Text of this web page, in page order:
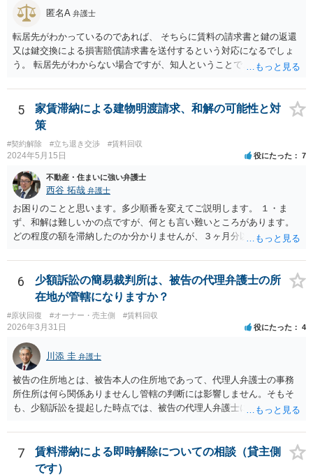
意の上で行う」という特約があるとのことですが、最高裁判例（S56.
4.20）では、このような特約があっても協議を経ない増額請求も有効
とされているため（本当に賃料が不相当であれば特約に拘束されるの
は不合理だからという考え方です。「契約条件にかかわらず」とはそ
ういう意味です。）、契約違反だから増額には応じないという理論で
いう理論になると思います。 そして、法律上、増額協議が整わない場
合、増額を正当とする判決が確定するまでは相当な賃料（※現在の賃
料）を支払えば足りる、とされています。 もし、貸主が「現在の賃料
なら受け取らない」などと言った場合は、最寄りの法務局に現在の賃
料を供託してください。賃料を支払わないと契約が解除される可能性
がありますので、注意が必要です。
匿名A 弁護士
転居先がわかっているのであれば、 そちらに賃料の請求書と鍵の返還
又は鍵交換による損害賠償請求書を送付するという対応になるでしょ
う。 転居先がわからない場合ですが、知人ということで、連絡がつく
で、適切な対応が望めない場合は、債権回収を弁護士に依頼すること
をご検討ください。
5
家賃滞納による建物明渡請求、和解の可能性と対
策
#契約解除 #立ち退き交渉 #賃料回収
2024年5月15日 役にたった 7
不動産・住まいに強い弁護士
西谷 拓哉 弁護士
お困りのことと思います。多少順番を変えてご説明します。 １・ま
ず、和解は難しいかの点ですが、何とも言い難いところがあります。
どの程度の額を滞納したのか分かりませんが、３ヶ月分以上滞納した
れたと評価され、来月払えるからと言って、大家があなたとの賃貸借
契約が解約できることに変わりなくなってしまうからです。 そのよう
な場合、相手が、「もう出て行って欲しい」と考えていれば、引き続
き居住する前提での和解は難しい可能性があります。 ２・弁護士が事
件の見通しをたてるにも、賃料滞納状況で見立てが変わりますし、そ
もそも賃料滞納状況によってはご希望に沿える活動を保障できず、 依
頼を受けられないかもしれないです。依頼を受けるにしても厳しめの
リスクを踏まえた上でのものとなる可能性があります。 定型的な事件
依頼となるかもわからず、着手金額もなんともいえないと思います。
複数事務所にあたり、着手金額を確認されるとよいと思います。 ３・
弁護士が依頼を受ければ代わりに裁判所とのやりとりを行うことが可
能です。双方に弁護士がついていればウェブ会議で裁判を実施する場
合もあるでしょう。 ただし、ご本人さんも同行してもらう必要が和解
協議の場合だとあると思います。
6
少額訴訟の簡易裁判所は、被告の代理弁護士の所
在地が管轄になりますか？
#原状回復 #オーナー・売主側 #賃料回収
2026年3月31日 役にたった 4
川添 圭 弁護士
被告の住所地とは、被告本人の住所地であって、代理人弁護士の事務
所住所は何ら関係ありませんし管轄の判断には影響しません。そもそ
も、少額訴訟を提起した時点では、被告の代理人弁護士には民事訴訟
7
賃料滞納による即時解除についての相談（貸主側
です）